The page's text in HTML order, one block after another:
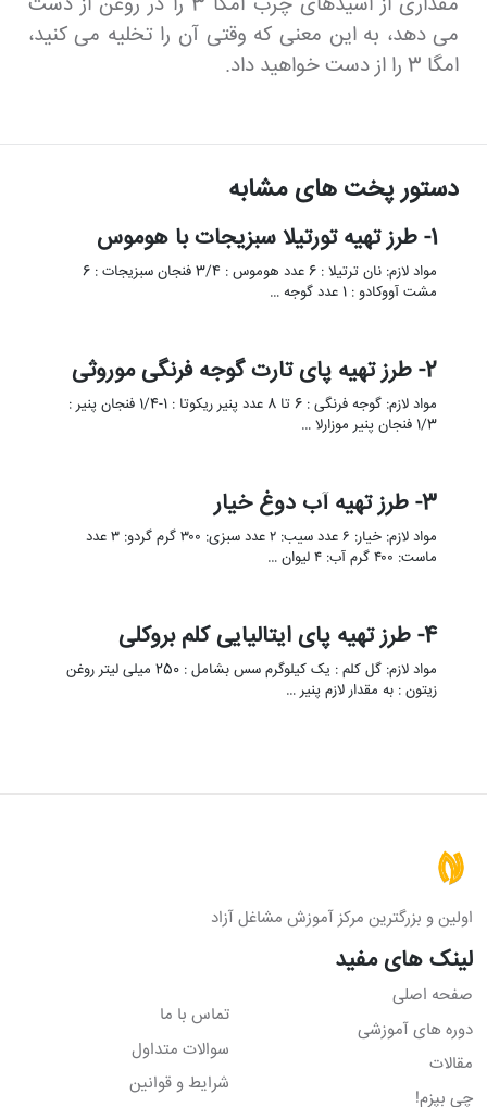
می دهد، به این معنی که وقتی آن را تخلیه می کنید،
امگا 3 را از دست خواهید داد.
دستور پخت های مشابه
1- طرز تهیه تورتیلا سبزیجات با هوموس
مواد لازم: نان ترتیلا : 6 عدد هوموس : 3/4 فنجان سبزیجات : 6
مشت آووکادو : 1 عدد گوجه …
2- طرز تهیه پای تارت گوجه فرنگی موروثی
مواد لازم: گوجه فرنگی : 6 تا 8 عدد پنیر ریکوتا : 1-1/4 فنجان پنیر :
1/3 فنجان پنیر موزارلا …
3- طرز تهیه آب دوغ خیار
مواد لازم: خیار: ۶ عدد سیب: ۲ عدد سبزی: ۳۰۰ گرم گردو: ۳ عدد
ماست: ۴۰۰ گرم آب: ۴ لیوان …
4- طرز تهیه پای ایتالیایی کلم بروکلی
مواد لازم: گل کلم : یک کیلوگرم سس بشامل : 250 میلی لیتر روغن
زیتون : به مقدار لازم پنیر …
اولین و بزرگترین مرکز آموزش مشاغل آزاد
لینک های مفید
صفحه اصلی
دوره های آموزشی
مقالات
چی بپزم!
تماس با ما
سوالات متداول
شرایط و قوانین